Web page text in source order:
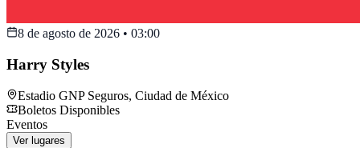
8 de agosto de 2026 • 03:00
Harry Styles
Estadio GNP Seguros, Ciudad de México
Boletos Disponibles
Eventos
Ver lugares